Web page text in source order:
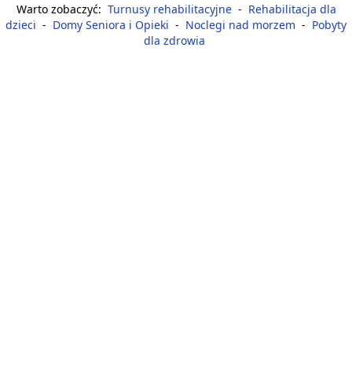
Warto zobaczyć: Turnusy rehabilitacyjne - Rehabilitacja dla
dzieci - Domy Seniora i Opieki - Noclegi nad morzem - Pobyty
dla zdrowia